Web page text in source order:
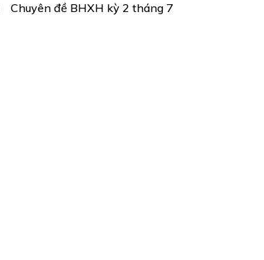
Chuyên đề BHXH kỳ 2 tháng 7